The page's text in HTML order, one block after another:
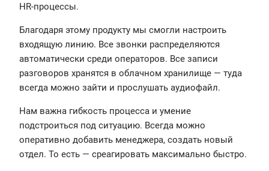
HR-процессы.
Благодаря этому продукту мы смогли настроить
входящую линию. Все звонки распределяются
автоматически среди операторов. Все записи
разговоров хранятся в облачном хранилище — туда
всегда можно зайти и прослушать аудиофайл.
Нам важна гибкость процесса и умение
подстроиться под ситуацию. Всегда можно
оперативно добавить менеджера, создать новый
отдел. То есть — среагировать максимально быстро.